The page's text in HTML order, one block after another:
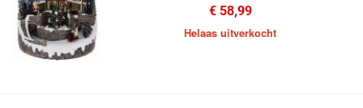
€ 58,99
Helaas uitverkocht